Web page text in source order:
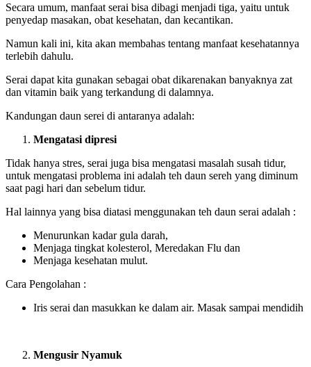
Secara umum, manfaat serai bisa dibagi menjadi tiga, yaitu untuk
penyedap masakan, obat kesehatan, dan kecantikan.
Namun kali ini, kita akan membahas tentang manfaat kesehatannya
terlebih dahulu.
Serai dapat kita gunakan sebagai obat dikarenakan banyaknya zat
dan vitamin baik yang terkandung di dalamnya.
Kandungan daun serei di antaranya adalah:
Mengatasi dipresi
Tidak hanya stres, serai juga bisa mengatasi masalah susah tidur,
untuk mengatasi problema ini adalah teh daun sereh yang diminum
saat pagi hari dan sebelum tidur.
Hal lainnya yang bisa diatasi menggunakan teh daun serai adalah :
Menurunkan kadar gula darah,
Menjaga tingkat kolesterol, Meredakan Flu dan
Menjaga kesehatan mulut.
Cara Pengolahan :
Iris serai dan masukkan ke dalam air. Masak sampai mendidih
Mengusir Nyamuk